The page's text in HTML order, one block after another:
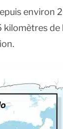
environ